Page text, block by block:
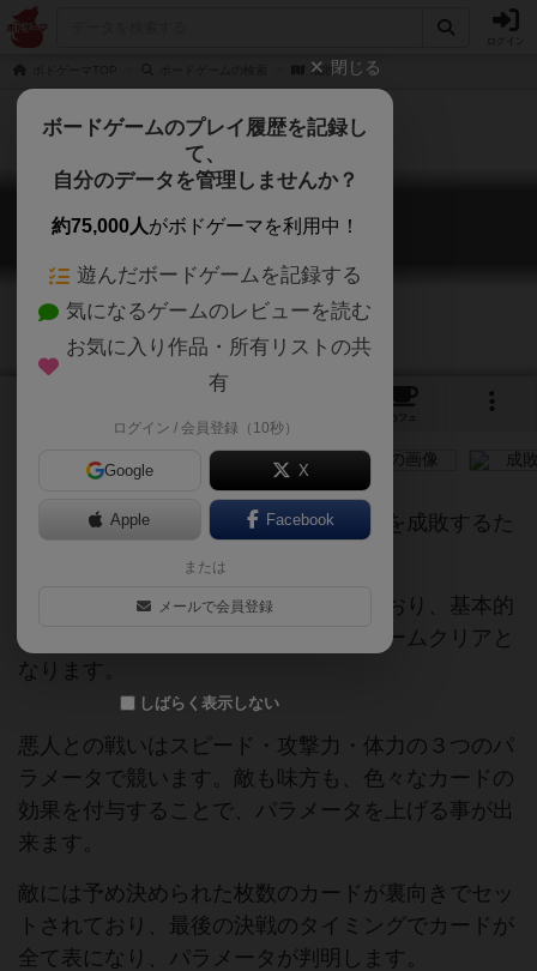
成敗
成敗
Say Bye to the Villains
カフェ
強力な能力とステータスを持った悪人を成敗するた
め、協力して戦うゲームです。
悪人はプレイヤーと同じ数設定されており、基本的
には全ての悪人に勝利することで、ゲームクリアと
なります。
悪人との戦いはスピード・攻撃力・体力の３つのパ
ラメータで競います。敵も味方も、色々なカードの
効果を付与することで、パラメータを上げる事が出
来ます。
敵には予め決められた枚数のカードが裏向きでセッ
トされており、最後の決戦のタイミングでカードが
全て表になり、パラメータが判明します。
閉じる
ボードゲームのプレイ履歴を記録し
て、
自分のデータを管理しませんか？
約75,000人がボドゲーマを利用中！
遊んだボードゲームを記録する
気になるゲームのレビューを読む
お気に入り作品・所有リストの共
有
ログイン / 会員登録（10秒）
Google X
Apple Facebook
または
メールで会員登録
しばらく表示しない